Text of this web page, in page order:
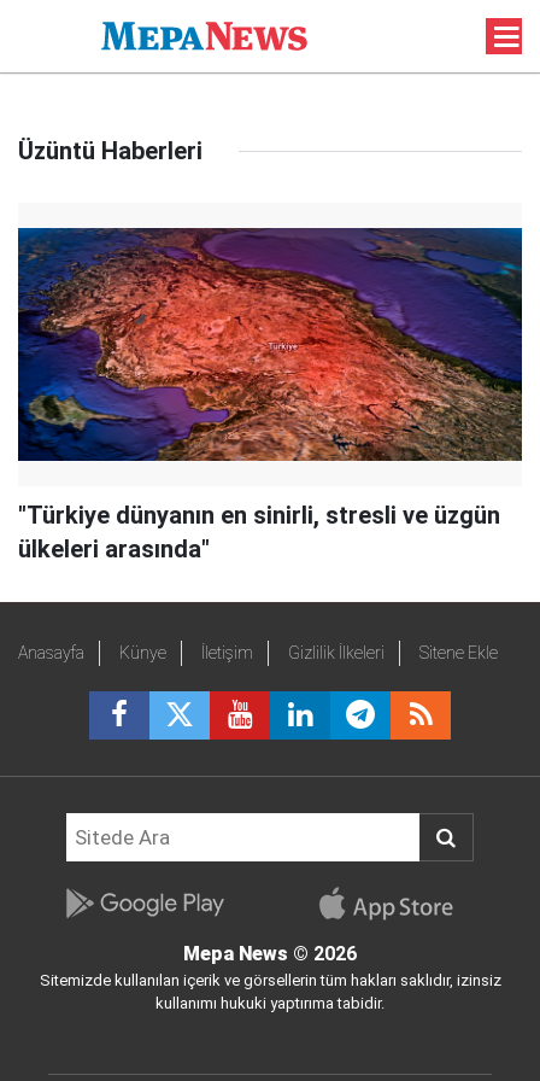
Üzüntü Haberleri
"Türkiye dünyanın en sinirli, stresli ve üzgün
ülkeleri arasında"
Anasayfa Künye İletişim Gizlilik İlkeleri Sitene Ekle
Mepa News © 2026
Sitemizde kullanılan içerik ve görsellerin tüm hakları saklıdır, izinsiz
kullanımı hukuki yaptırıma tabidir.